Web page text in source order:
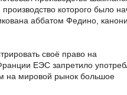
которого было
аббатом Федино,
своё право на
ЕЭС запретило
на мировой рынок большое